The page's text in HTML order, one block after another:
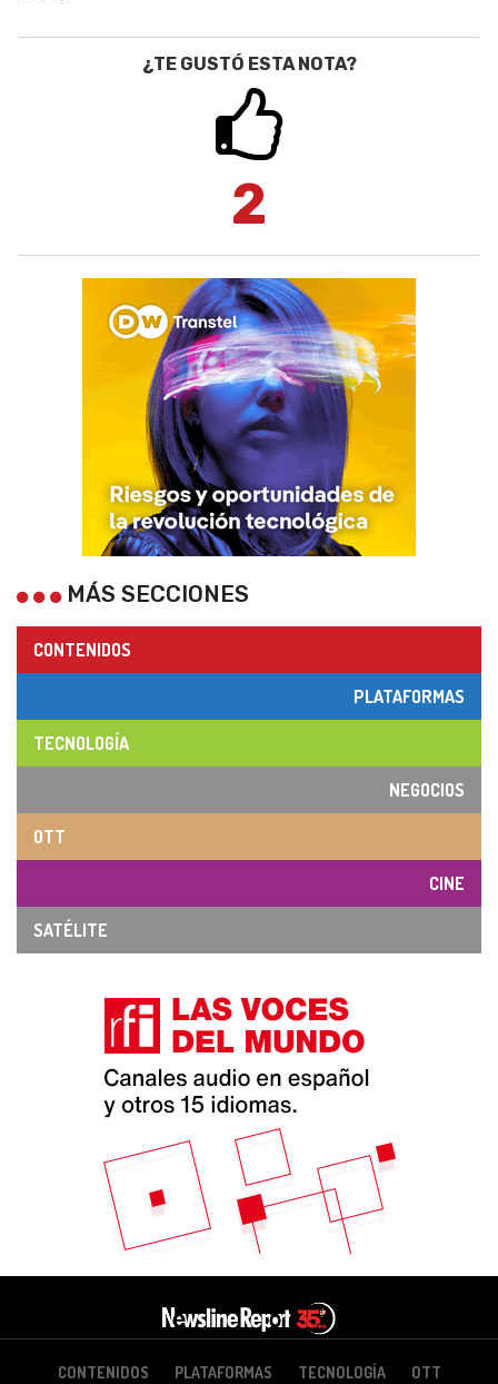
¿TE GUSTÓ ESTA NOTA?
2
MÁS SECCIONES
CONTENIDOS
PLATAFORMAS
TECNOLOGÍA
NEGOCIOS
OTT
CINE
SATÉLITE
CONTENIDOS PLATAFORMAS TECNOLOGÍA OTT